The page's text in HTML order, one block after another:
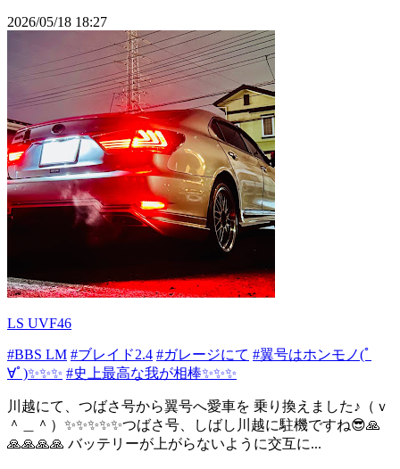
2026/05/18 18:27
LS UVF46
#BBS LM #ブレイド2.4 #ガレージにて #翼号はホンモノ(ﾟ
∀ﾟ)✨✨✨ #史上最高な我が相棒✨✨✨
川越にて、つばさ号から翼号へ愛車を 乗り換えました♪（ｖ
＾＿＾）✨✨✨✨✨つばさ号、しばし川越に駐機ですね😎🙏
🙏🙏🙏🙏 バッテリーが上がらないように交互に...